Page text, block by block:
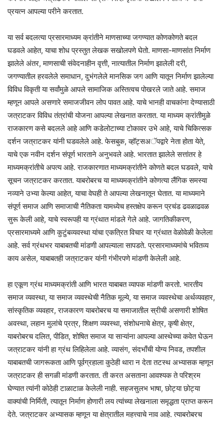
प्रयत्न आपल्या परीने करतात.
या सर्व बदलत्या प्रसारमाध्यम क्रांतीने माणसाच्या जगण्यात कोणकोणते बदल
घडवले आहेत, याचा शोध प्रस्तुत लेखक सखोलपणे घेतो. माणसा-माणसांत निर्माण
झालेले अंतर, माणसाची संवेदनाहीन वृत्ती, नात्यातील निर्माण झालेली दरी,
जगण्यातील हरवलेले समाधान, दुभंगलेले मानसिक जग आणि यातून निर्माण झालेल्या
विविध विकृती या सर्वांमुळे आपले सामाजिक अस्तित्वच पोखरले जाते आहे. समाज
म्हणून आपले असणारे समाजजीवन लोप पावत आहे. याचे भानही वाचकांना देण्यासाठी
जत्राटकर विविध तंत्रांची योजना आपल्या लेखनात करतात. या माध्यम क्रांतीमुळे
राजकारण कसे बदलले आहे आणि कडेलोटाच्या टोकावर उभे आहे, याचे चिकित्सक
दर्शन जत्राटकर यांनी घडवलेले आहे. फेसबुक, व्हॉट्सअॅपद्वारे नेता होता येते,
याचे एक नवीन दर्शन संपूर्ण भारताने अनुभवले आहे. भारतात झालेले सत्तांतर हे
माध्यमक्रांतीचे अपत्य आहे. राजकारणात माध्यमक्रांतीने कोणते बदल घडवले, याचे
सूचन जत्राटकर करतात. याबरोबरच या माध्यमक्रांतीने कोणत्या लैंगिक समस्या
नव्याने उभ्या केल्या आहेत, याचा वेघही ते आपल्या लेखनातून घेतात. या माध्यमाने
संपूर्ण समाज आणि समाजाची नैतिकता यामध्येच हस्तक्षेप करून प्रचंड ढवळाढवळ
सुरू केली आहे, याचे स्वरूपही या ग्रंथात मांडले गेले आहे. जागतिकीकरण,
प्रसारमाध्यमे आणि कुटुंबव्यवस्था यांचा एकत्रित विचार या ग्रंथात वेळोवेळी केलेला
आहे. सर्व ग्रंथभर याबाबतची मांडणी आपल्याला सापडते. प्रसारमाध्यमांचे भवितव्य
काय असेल, याबाबतही जत्राटकर यांनी गंभीरपणे मांडणी केलेली आहे.
हा एकूण ग्रंथ माध्यमक्रांती आणि भारत याबाबत व्यापक मांडणी करतो. भारतीय
समाज व्यवस्था, या समाज व्यवस्थेची नैतिक मूल्ये, या समाज व्यवस्थेचा अर्थव्यवहार,
सांस्कृतिक व्यवहार, राजकारण याबरोबरच या समाजातील स्रीची असणारी शोषित
अवस्था, लहान मुलांचे प्रत्र, शिक्षण व्यवस्था, संशोधनाचे क्षेत्र, कृषी क्षेत्र,
याबरोबरच दलित, पीडित, शोषित समाज या साऱ्यांना आपल्या आस्थेच्या कवेत घेऊन
जत्राटकर यांनी हा ग्रंथ लिहिलेला आहे. व्यासंग, संदभाँची योग्य निवड, तपशील
याबाबतची जागरूकता आणि पूर्वग्रहाला कुठेही थारा न देता तटस्थ अभ्यासक म्हणून
जत्राटकर ही सगळी मांडणी करतात. ती करत असताना आवश्यक ते परिश्रम
घेण्यात त्यांनी कोठेही टाळाटाळ केलेली नाही. सहजसुलभ भाषा, छोट्या छोट्या
वाक्यांची निर्मिती, त्यातून निर्माण होणारी लय त्यांच्या लेखनाला समृद्धता प्राप्त करून
देते. जत्राटकर अभ्यासक म्हणून या क्षेत्रातील महत्त्वाचे नाव आहे. त्याबरोबरच